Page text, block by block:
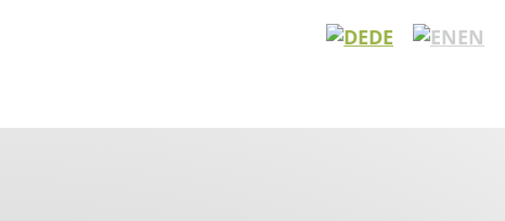
DE EN